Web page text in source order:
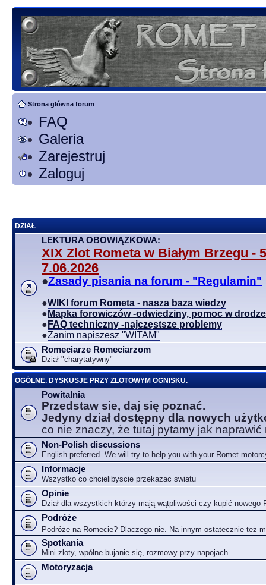
Strona główna forum
FAQ
Galeria
Zarejestruj
Zaloguj
DZIAŁ
LEKTURA OBOWIĄZKOWA:
XIX Zlot Rometa w Białym Brzegu -
7.06.2026
●Zasady pisania na forum - "Regulamin"
●WIKI forum Rometa - nasza baza wiedzy
● Mapka forowiczów -odwiedziny, pomoc w drodze
● FAQ techniczny -najczęstsze problemy
●Zanim napiszesz "WITAM"
Romeciarze Romeciarzom
Dział "charytatywny"
OGÓLNE. DYSKUSJE PRZY ZLOTOWYM OGNISKU.
Powitalnia
Przedstaw sie, daj się poznać.
Jedyny dział dostępny dla nowych
co nie znaczy, że tutaj pytamy jak naprawić
Non-Polish discussions
English preferred. We will try to help you with your Romet
Informacje
Wszystko co chcielibyscie przekazac swiatu
Opinie
Dział dla wszystkich którzy mają wątpliwości czy kupić nowego
Podróże
Podróże na Romecie? Dlaczego nie. Na innym ostatecznie też
Spotkania
Mini zloty, wpólne bujanie się, rozmowy przy napojach
Motoryzacja